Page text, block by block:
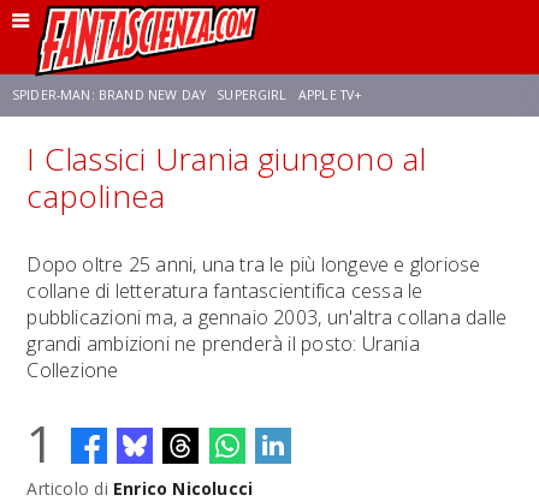
SPIDER-MAN: BRAND NEW DAY SUPERGIRL APPLE TV+
FRANCO RICCIARDIELLO ZENDAYA STAR TREK AVENGERS: DOOMSDAY
I Classici Urania giungono al
capolinea
Dopo oltre 25 anni, una tra le più longeve e gloriose
collane di letteratura fantascientifica cessa le
pubblicazioni ma, a gennaio 2003, un'altra collana dalle
grandi ambizioni ne prenderà il posto: Urania
Collezione
1
Articolo di Enrico Nicolucci